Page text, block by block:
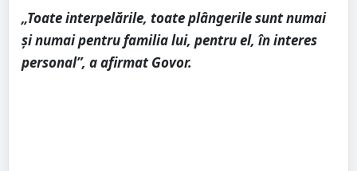
„Toate interpelările, toate plângerile sunt numai
și numai pentru familia lui, pentru el, în interes
personal”, a afirmat Govor.